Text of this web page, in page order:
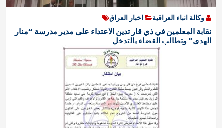
وكالة انباء العراقية اخبار العراق
نقابة المعلمين في ذي قار تدين الاعتداء على مدير مدرسة “منار
الهدى” وتطالب القضاء بالتدخل